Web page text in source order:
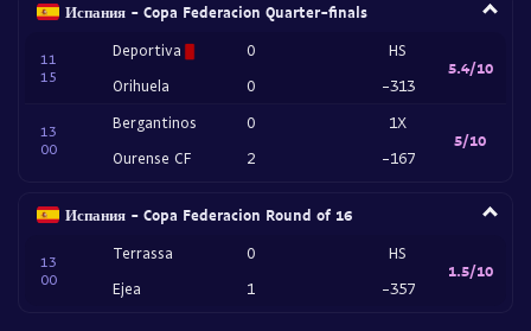
Испания - Copa Federacion Quarter-finals
11
15
Deportiva
Orihuela
0
0
HS
-313
5.4/10
13
00
Bergantinos
Ourense CF
0
2
1X
-167
5/10
Испания - Copa Federacion Round of 16
13
00
Terrassa
Ejea
0
1
HS
-357
1.5/10